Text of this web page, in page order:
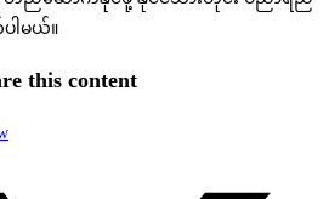
ပါမယ်။
this content